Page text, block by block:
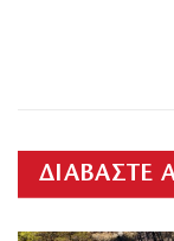
ΔΙΑΒΑΣΤΕ